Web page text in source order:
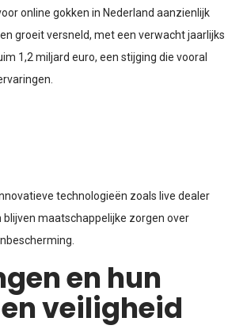
online gokken in Nederland aanzienlijk
groeit versneld, met een verwacht jaarlijks
1,2 miljard euro, een stijging die vooral
technologieën zoals live dealer
maatschappelijke zorgen over
en hun
veiligheid